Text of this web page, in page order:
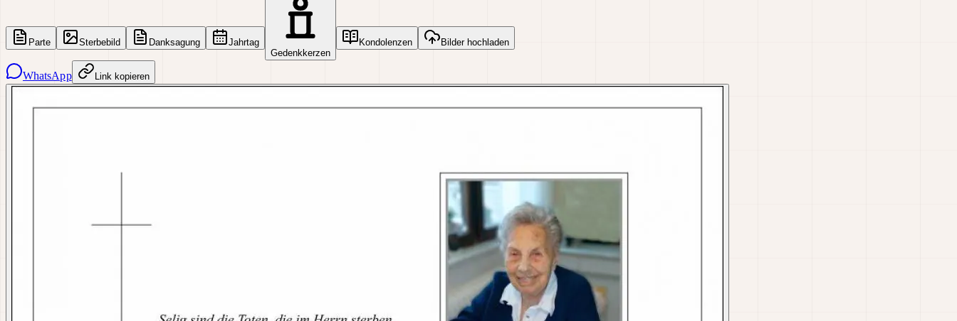
Parte Sterbebild Danksagung
Jahrtag
Gedenkkerzen
Kondolenzen Bilder hochladen
WhatsApp Link kopieren